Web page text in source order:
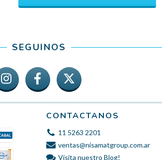
SEGUINOS
CONTACTANOS
11 5263 2201
ventas@nisamatgroup.com.ar
Visita nuestro Blog!